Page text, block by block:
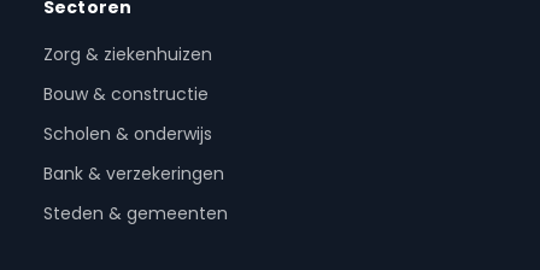
Sectoren
Zorg & ziekenhuizen
Bouw & constructie
Scholen & onderwijs
Bank & verzekeringen
Steden & gemeenten